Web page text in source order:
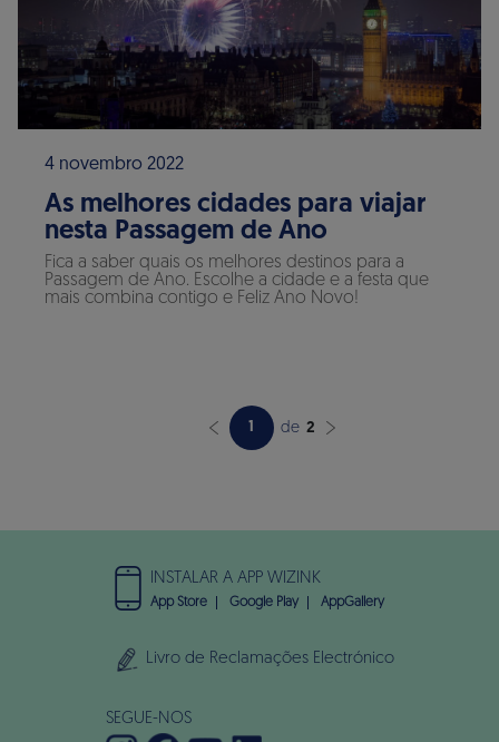
4 novembro 2022
As melhores cidades para viajar
nesta Passagem de Ano
Fica a saber quais os melhores destinos para a
Passagem de Ano. Escolhe a cidade e a festa que
mais combina contigo e Feliz Ano Novo!
1 de 2
INSTALAR A APP WIZINK
App Store Google Play AppGallery
Livro de Reclamações Electrónico
SEGUE-NOS